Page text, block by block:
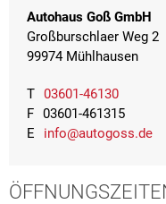
Autohaus Goß GmbH
Großburschlaer Weg 2
99974 Mühlhausen
T 03601-46130
F 03601-461315
E
info@autogoss.de